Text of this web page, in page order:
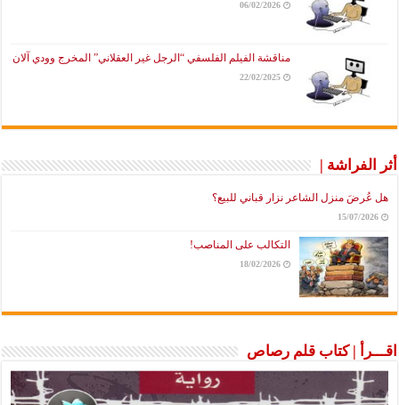
06/02/2026
مناقشة الفيلم الفلسفي “الرجل غير العقلاني” المخرج وودي آلان
22/02/2025
أثر الفراشة |
هل عُرضَ منزل الشاعر نزار قباني للبيع؟
15/07/2026
التكالب على المناصب!
18/02/2026
اقـــرأ | كتاب قلم رصاص